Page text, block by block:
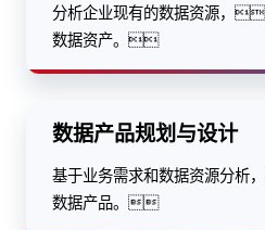
分析企业现有的数据资源，
数据资产。
数据产品规划与设计
基于业务需求和数据资源分析
数据产品。